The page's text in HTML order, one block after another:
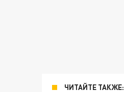
ЧИТАЙТЕ ТАКЖЕ: